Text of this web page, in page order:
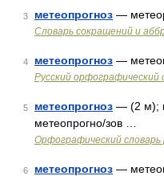
3 метеопрогноз —
Словарь сокращений и
4 метеопрогноз —
Русский орфографический
5 метеопрогноз — (2 м);
метеопрогно/зов …
Орфографический словарь
6 метеопрогноз —